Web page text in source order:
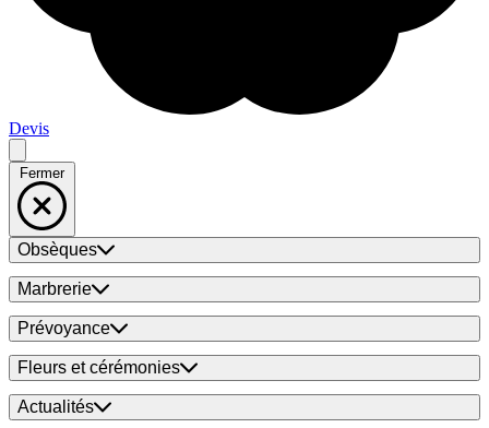
Devis
Fermer
Obsèques
Marbrerie
Prévoyance
Fleurs et cérémonies
Actualités